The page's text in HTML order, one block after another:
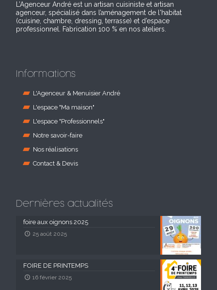
L’Agenceur André est un artisan cuisiniste et artisan
agenceur, spécialisé dans l’aménagement de l'habitat
(cuisine, chambre, dressing, terrasse) et d’espace
professionnel. Fabrication 100 % en nos ateliers.
Informations
L'Agenceur & Menuisier André
L'espace "Ma maison"
L'espace "Professionnels"
Notre savoir-faire
Nos réalisations
Contact & Devis
Dernières actualités
foire aux oignons 2025
25 août 2025
FOIRE DE PRINTEMPS
16 février 2025